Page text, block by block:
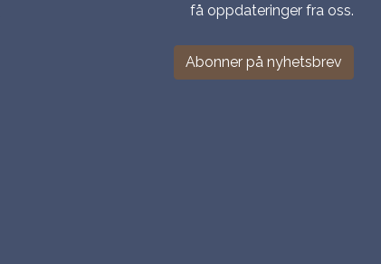
få oppdateringer fra oss.
Abonner på nyhetsbrev